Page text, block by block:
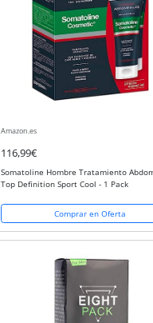
Amazon.es
116,99€
Somatoline Hombre Tratamiento
Top Definition Sport Cool - 1 Pack
Comprar en Oferta